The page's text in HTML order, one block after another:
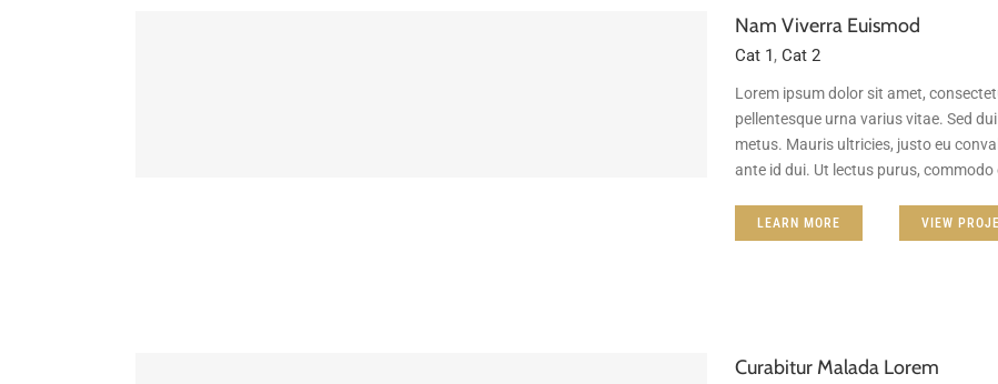
Nam Viverra Euismod
Cat 1, Cat 2
Lorem ipsum dolor sit amet,
pellentesque urna varius vitae. Sed
metus. Mauris ultricies, justo eu
ante id dui. Ut lectus purus,
LEARN MORE VIEW
Curabitur Malada Lorem